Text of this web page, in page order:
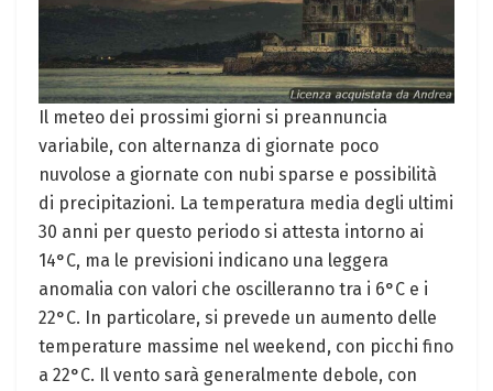
Il meteo dei prossimi giorni si preannuncia
variabile, con alternanza di giornate poco
nuvolose a giornate con nubi sparse e possibilità
di precipitazioni. La temperatura media degli ultimi
30 anni per questo periodo si attesta intorno ai
14°C, ma le previsioni indicano una leggera
anomalia con valori che oscilleranno tra i 6°C e i
22°C. In particolare, si prevede un aumento delle
temperature massime nel weekend, con picchi fino
a 22°C. Il vento sarà generalmente debole, con